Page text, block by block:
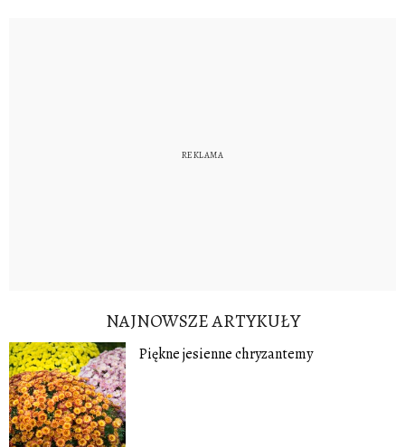
NAJNOWSZE ARTYKUŁY
Piękne jesienne chryzantemy